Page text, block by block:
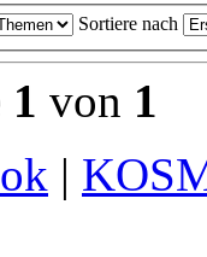
Sortiere nach
1 von 1
|